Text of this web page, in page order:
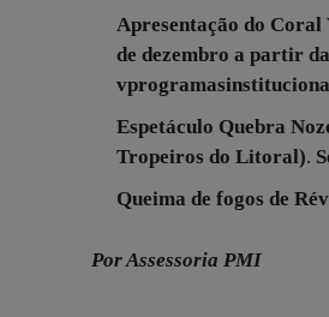
Apresentação do Coral
de dezembro a partir
Espetáculo Quebra
Tropeiros do Litoral).
Queima de fogos de
Por Assessoria PMI